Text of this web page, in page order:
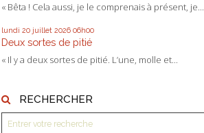
« Bêta ! Cela aussi, je le comprenais à présent, je...
lundi 20 juillet 2026 06h00
Deux sortes de pitié
« Il y a deux sortes de pitié. L’une, molle et...
RECHERCHER